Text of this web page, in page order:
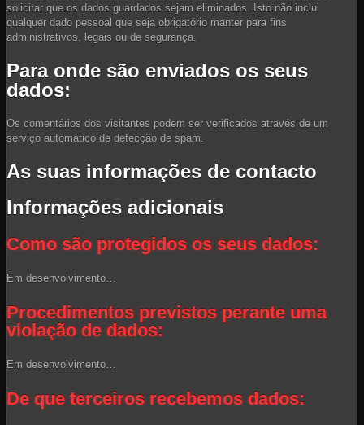
solicitar que os dados guardados sejam eliminados. Isto não inclui
qualquer dado pessoal que seja obrigatório manter para fins
administrativos, legais ou de segurança.
Para onde são enviados os seus
dados:
Os comentários dos visitantes podem ser verificados através de um
serviço automático de detecção de spam.
As suas informações de contacto
Informações adicionais
Como são protegidos os seus dados:
Em desenvolvimento…
Procedimentos previstos perante uma
violação de dados:
Em desenvolvimento…
De que terceiros recebemos dados: